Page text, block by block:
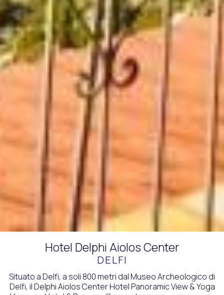
Hotel Delphi Aiolos Center
DELFI
Situato a Delfi, a soli 800 metri dal Museo Archeologico di
Delfi, il Delphi Aiolos Center Hotel Panoramic View & Yoga